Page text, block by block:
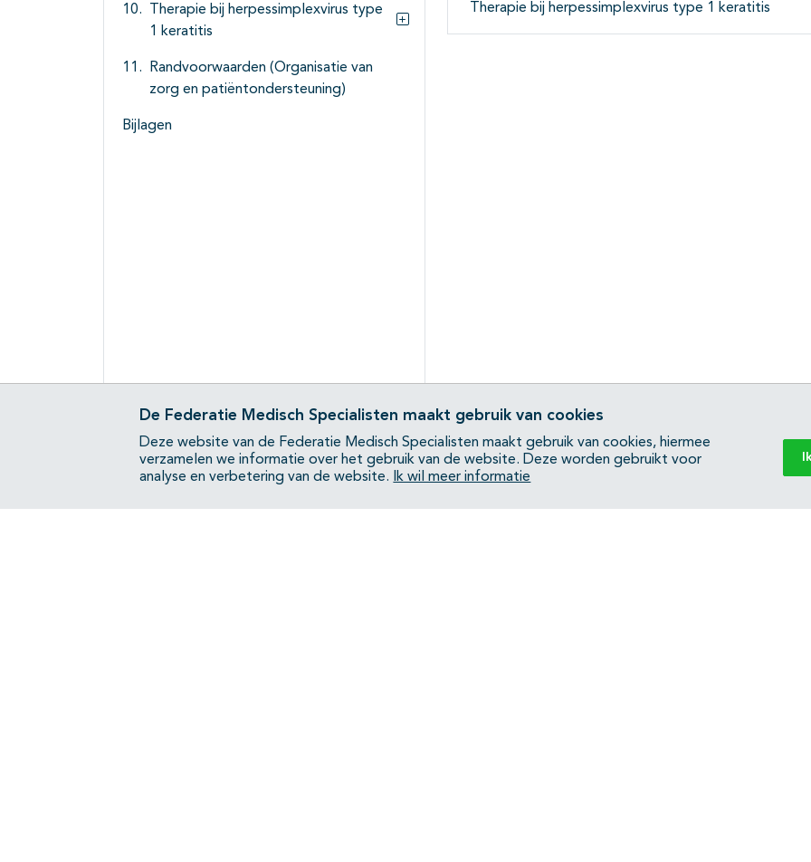
Therapie bij herpessimplexvirus type
1 keratitis
Randvoorwaarden (Organisatie van
zorg en patiëntondersteuning)
Bijlagen
Therapie bij herpessimplexvirus type 1 keratitis
De Federatie Medisch Specialisten maakt gebruik van cookies
Deze website van de Federatie Medisch Specialisten maakt gebruik van cookies, hiermee
verzamelen we informatie over het gebruik van de website. Deze worden gebruikt voor
analyse en verbetering van de website.
Ik wil meer informatie